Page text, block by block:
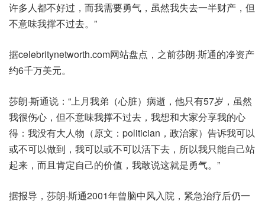
许多人都不好过，而我需要勇气，虽然我失去一半财产，但
不意味我撑不过去。”
据celebritynetworth.com网站盘点，之前莎朗·斯通的净资产
约6千万美元。
莎朗·斯通说：“上月我弟（心脏）病逝，他只有57岁，虽然
我很伤心，但不意味我撑不过去，我想和大家分享我的心
得：我没有大人物（原文：politician，政治家）告诉我可以
或不可以做到，我可以或不可以活下去，所以我只能自己站
起来，而且肯定自己的价值，我敢说这就是勇气。”
据报导，莎朗·斯通2001年曾脑中风入院，紧急治疗后仍一